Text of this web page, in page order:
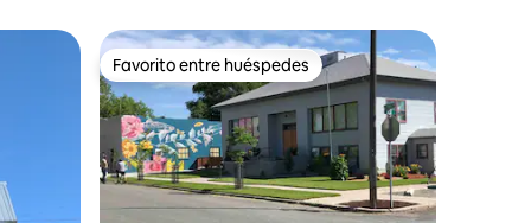
Favorito entre huéspedes
Favorito entre huéspedes